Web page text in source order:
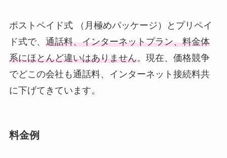
ポストペイド式 （月極めパッケージ）とプリペイ
ド式で、 通話料、インターネットプラン、料金体
系にほとんど違いはありません。現在、価格競争
でどこの会社も通話料、インターネット接続料共
に下げてきています。
料金例